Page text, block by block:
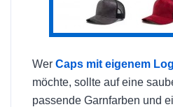
Wer Caps mit eigenem
möchte, sollte auf eine
passende Garnfarben und